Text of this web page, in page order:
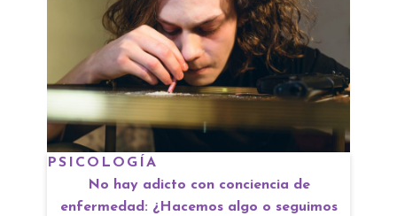
PSICOLOGÍA
No hay adicto con conciencia de
enfermedad: ¿Hacemos algo o seguimos